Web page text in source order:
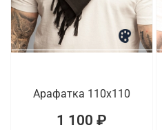
1
Арафатка 110x110
1 100 ₽